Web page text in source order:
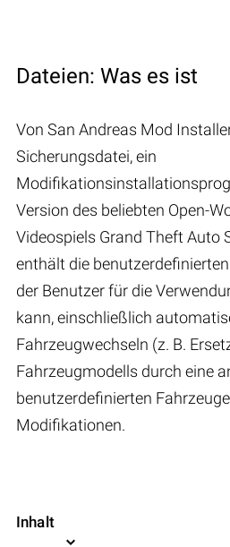
Dateien: Was es ist
Von San Andreas Mod
Sicherungsdatei, ein
Version des beliebten Open-
Videospiels Grand Theft Auto
enthält die
der Benutzer für die
kann, einschließlich
Fahrzeugwechseln (z. B.
Fahrzeugmodells durch eine
benutzerdefinierten
Modifikationen.
Inhalt